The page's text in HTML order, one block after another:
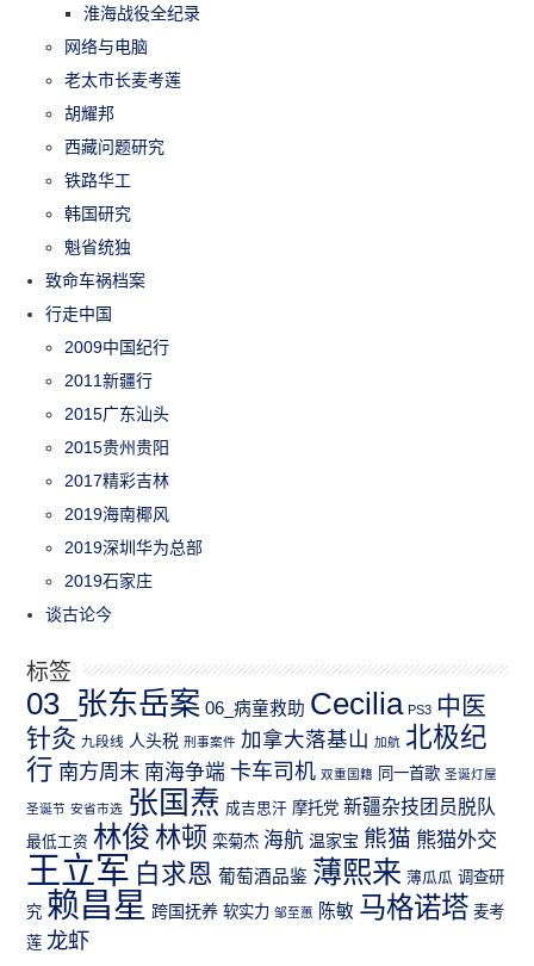
淮海战役全纪录
网络与电脑
老太市长麦考莲
胡耀邦
西藏问题研究
铁路华工
韩国研究
魁省统独
致命车祸档案
行走中国
2009中国纪行
2011新疆行
2015广东汕头
2015贵州贵阳
2017精彩吉林
2019海南椰风
2019深圳华为总部
2019石家庄
谈古论今
标签
03_张东岳案 06_病童救助 Cecilia PS3 中医
针灸 九段线 人头税 刑事案件 加拿大落基山 加航 北极纪
行 南方周末 南海争端 卡车司机 双重国籍 同一首歌 圣诞灯屋
圣诞节 安省市选 张国焘 成吉思汗 摩托党 新疆杂技团员脱队
最低工资 林俊 林顿 栾菊杰 海航 温家宝 熊猫 熊猫外交
王立军 白求恩 葡萄酒品鉴 薄熙来 薄瓜瓜 调查研
究 赖昌星 跨国抚养 软实力 邹至蕙 陈敏 马格诺塔 麦考
莲 龙虾